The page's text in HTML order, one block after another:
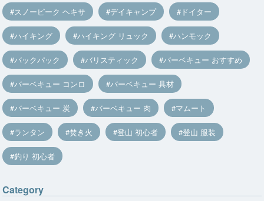
スノーピーク ヘキサ デイキャンプ ドイター
ハイキング ハイキング リュック ハンモック
バックパック バリスティック バーベキュー おすすめ
バーベキュー コンロ バーベキュー 具材
バーベキュー 炭 バーベキュー 肉 マムート
ランタン 焚き火 登山 初心者 登山 服装
釣り 初心者
Category